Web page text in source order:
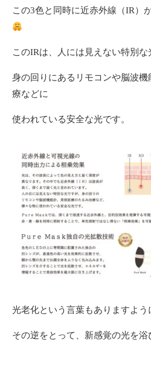
この3色と同時に近赤外線（IR）
このIRは、人には見えない特別な
身の回りにあるリモコンや脳波
療などに
使われている安全な光です。
光老化という言葉もありますよう
その逆をとって、新感覚の光を浴